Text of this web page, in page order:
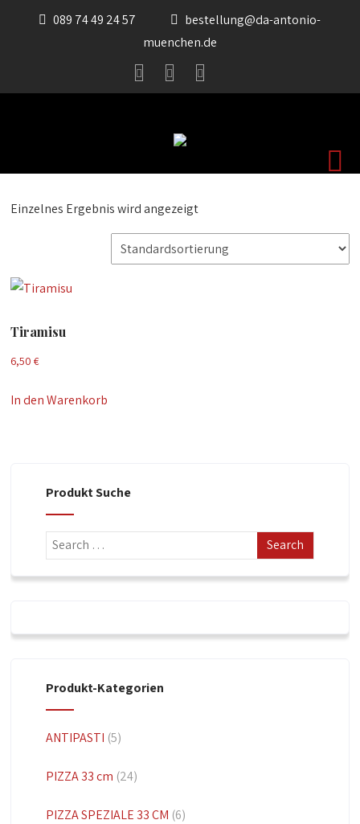
089 74 49 24 57
bestellung@da-antonio-
muenchen.de
Einzelnes Ergebnis wird angezeigt
Tiramisu
6,50€
In den Warenkorb
Produkt Suche
Produkt-Kategorien
ANTIPASTI (5)
PIZZA 33 cm (24)
PIZZA SPEZIALE 33 CM (6)